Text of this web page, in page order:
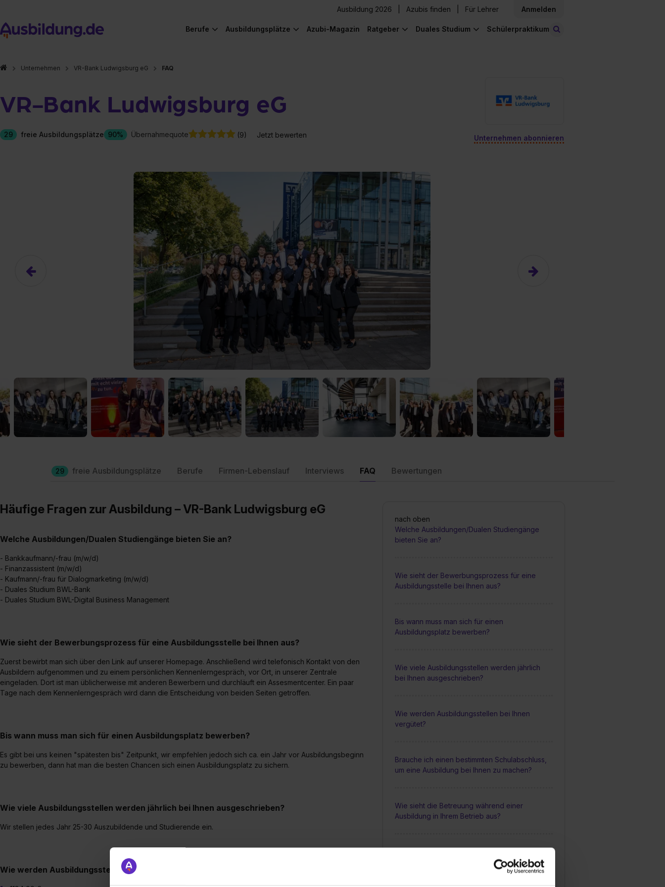
Ausbildung 2026 Azubis finden Für Lehrer Anmelden
Berufe Ausbildungsplätze Azubi-Magazin Ratgeber Duales Studium Schülerpraktikum
Unternehmen VR-Bank Ludwigsburg eG FAQ
VR-Bank Ludwigsburg eG
29 freie Ausbildungsplätze 90% Übernahmequote (9) Jetzt bewerten Unternehmen abonnieren
29 freie Ausbildungsplätze Berufe Firmen-Lebenslauf Interviews FAQ Bewertungen
nach oben
Welche Ausbildungen/Dualen Studiengänge
bieten Sie an?
Wie sieht der Bewerbungsprozess für eine
Ausbildungsstelle bei Ihnen aus?
Bis wann muss man sich für einen
Ausbildungsplatz bewerben?
Wie viele Ausbildungsstellen werden jährlich
bei Ihnen ausgeschrieben?
Wie werden Ausbildungsstellen bei Ihnen
vergütet?
Brauche ich einen bestimmten Schulabschluss,
um eine Ausbildung bei Ihnen zu machen?
Wie sieht die Betreuung während einer
Ausbildung in Ihrem Betrieb aus?
Häufige Fragen zur Ausbildung – VR-Bank Ludwigsburg eG
Welche Ausbildungen/Dualen Studiengänge bieten Sie an?
- Bankkaufmann/-frau (m/w/d)
- Finanzassistent (m/w/d)
- Kaufmann/-frau für Dialogmarketing (m/w/d)
- Duales Studium BWL-Bank
- Duales Studium BWL-Digital Business Management
Wie sieht der Bewerbungsprozess für eine Ausbildungsstelle bei Ihnen aus?
Zuerst bewirbt man sich über den Link auf unserer Homepage. Anschließend wird telefonisch Kontakt von den
Ausbildern aufgenommen und zu einem persönlichen Kennenlerngespräch, vor Ort, in unserer Zentrale
eingeladen. Dort ist man üblicherweise mit anderen Bewerbern und durchläuft ein Assesmentcenter. Ein paar
Tage nach dem Kennenlerngespräch wird dann die Entscheidung von beiden Seiten getroffen.
Bis wann muss man sich für einen Ausbildungsplatz bewerben?
Es gibt bei uns keinen "spätesten bis" Zeitpunkt, wir empfehlen jedoch sich ca. ein Jahr vor Ausbildungsbeginn
zu bewerben, dann hat man die besten Chancen sich einen Ausbildungsplatz zu sichern.
Wie viele Ausbildungsstellen werden jährlich bei Ihnen ausgeschrieben?
Wir stellen jedes Jahr 25-30 Auszubildende und Studierende ein.
Wie werden Ausbildungsstellen bei Ihnen vergütet?